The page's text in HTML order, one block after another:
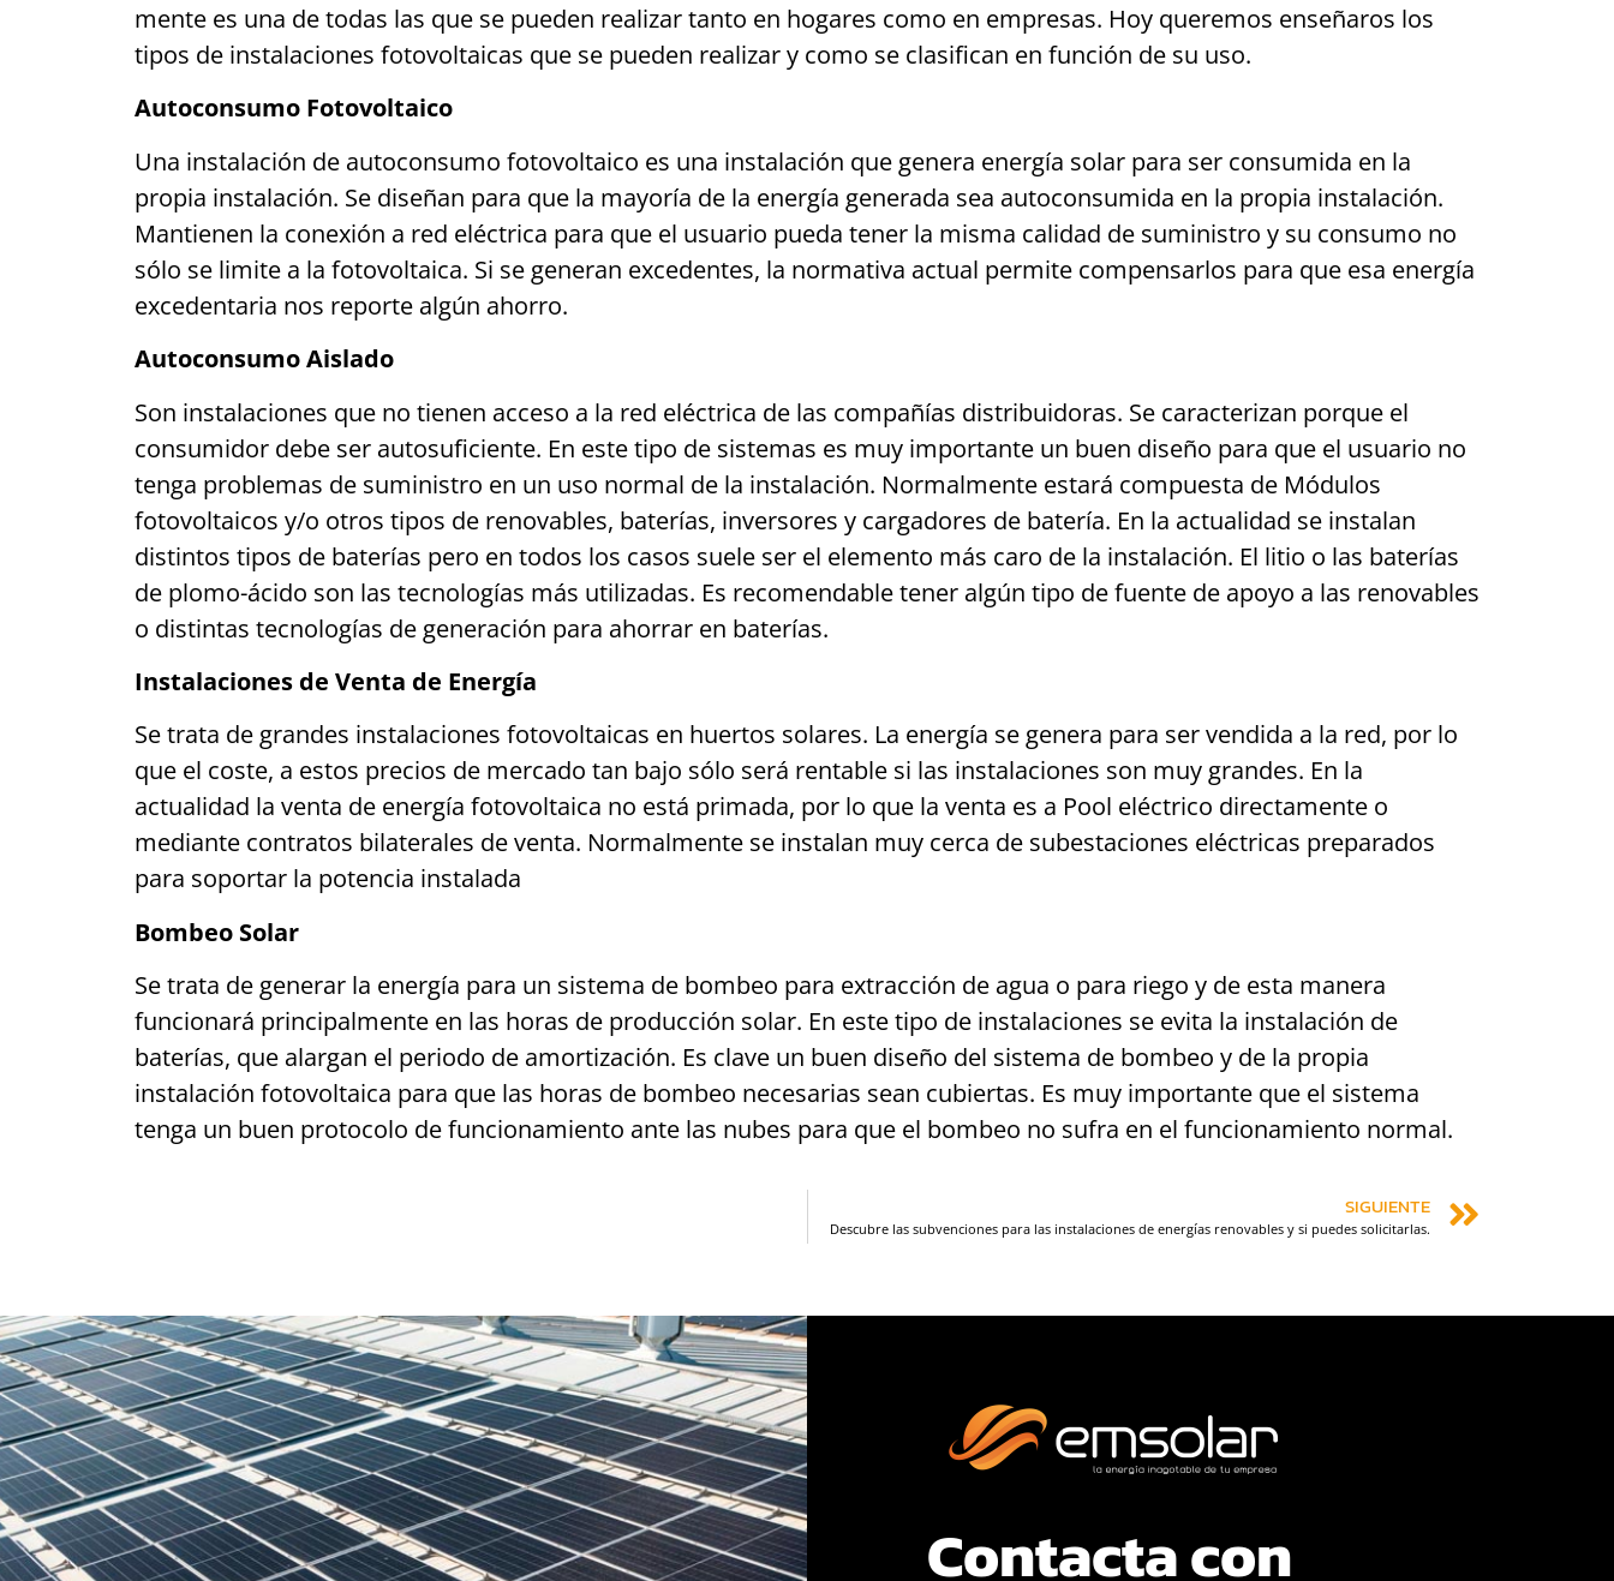
mente es una de todas las que se pueden realizar tanto en hogares como en empresas. Hoy queremos enseñaros los
tipos de instalaciones fotovoltaicas que se pueden realizar y como se clasifican en función de su uso.
Autoconsumo Fotovoltaico
Una instalación de autoconsumo fotovoltaico es una instalación que genera energía solar para ser consumida en la
propia instalación. Se diseñan para que la mayoría de la energía generada sea autoconsumida en la propia instalación.
Mantienen la conexión a red eléctrica para que el usuario pueda tener la misma calidad de suministro y su consumo no
sólo se limite a la fotovoltaica. Si se generan excedentes, la normativa actual permite compensarlos para que esa energía
excedentaria nos reporte algún ahorro.
Autoconsumo Aislado
Son instalaciones que no tienen acceso a la red eléctrica de las compañías distribuidoras. Se caracterizan porque el
consumidor debe ser autosuficiente. En este tipo de sistemas es muy importante un buen diseño para que el usuario no
tenga problemas de suministro en un uso normal de la instalación. Normalmente estará compuesta de Módulos
fotovoltaicos y/o otros tipos de renovables, baterías, inversores y cargadores de batería. En la actualidad se instalan
distintos tipos de baterías pero en todos los casos suele ser el elemento más caro de la instalación. El litio o las baterías
de plomo-ácido son las tecnologías más utilizadas. Es recomendable tener algún tipo de fuente de apoyo a las renovables
o distintas tecnologías de generación para ahorrar en baterías.
Instalaciones de Venta de Energía
Se trata de grandes instalaciones fotovoltaicas en huertos solares. La energía se genera para ser vendida a la red, por lo
que el coste, a estos precios de mercado tan bajo sólo será rentable si las instalaciones son muy grandes. En la
actualidad la venta de energía fotovoltaica no está primada, por lo que la venta es a Pool eléctrico directamente o
mediante contratos bilaterales de venta. Normalmente se instalan muy cerca de subestaciones eléctricas preparados
para soportar la potencia instalada
Bombeo Solar
Se trata de generar la energía para un sistema de bombeo para extracción de agua o para riego y de esta manera
funcionará principalmente en las horas de producción solar. En este tipo de instalaciones se evita la instalación de
baterías, que alargan el periodo de amortización. Es clave un buen diseño del sistema de bombeo y de la propia
instalación fotovoltaica para que las horas de bombeo necesarias sean cubiertas. Es muy importante que el sistema
tenga un buen protocolo de funcionamiento ante las nubes para que el bombeo no sufra en el funcionamiento normal.
SIGUIENTE
Descubre las subvenciones para las instalaciones de energías renovables y si puedes solicitarlas.
Contacta con